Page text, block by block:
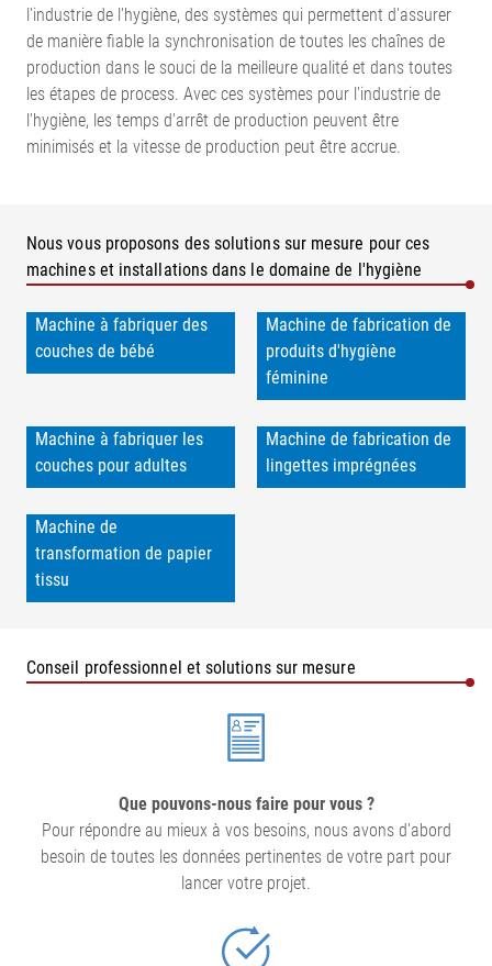
l'industrie de l'hygiène, des systèmes qui permettent d'assurer
de manière fiable la synchronisation de toutes les chaînes de
production dans le souci de la meilleure qualité et dans toutes
les étapes de process. Avec ces systèmes pour l'industrie de
l'hygiène, les temps d'arrêt de production peuvent être
minimisés et la vitesse de production peut être accrue.
Nous vous proposons des solutions sur mesure pour ces
machines et installations dans le domaine de l'hygiène
Machine à fabriquer des
couches de bébé
Machine de fabrication de
produits d'hygiène
féminine
Machine à fabriquer les
couches pour adultes
Machine de fabrication de
lingettes imprégnées
Machine de
transformation de papier
tissu
Conseil professionnel et solutions sur mesure
Que pouvons-nous faire pour vous ?
Pour répondre au mieux à vos besoins, nous avons d'abord
besoin de toutes les données pertinentes de votre part pour
lancer votre projet.